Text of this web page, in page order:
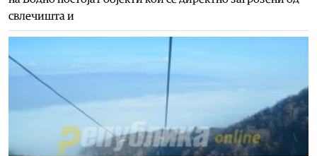
свлечишта и